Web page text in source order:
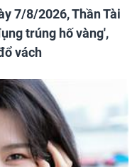
7/8/2026, Thần Tài
trúng hố vàng',
vách